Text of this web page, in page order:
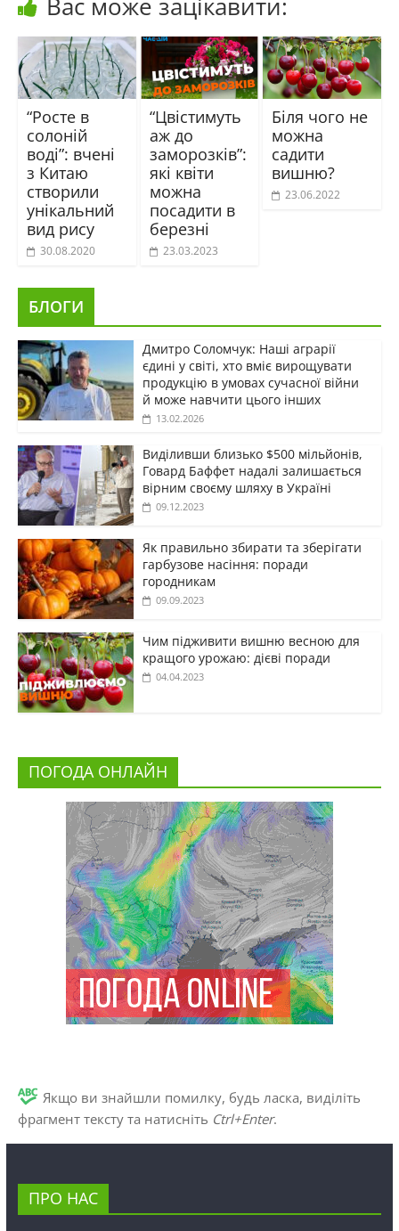
“Росте в
солоній
воді”: вчені
з Китаю
створили
унікальний
вид рису
30.08.2020
“Цвістимуть
аж до
заморозків”:
які квіти
можна
посадити в
березні
23.03.2023
Біля чого не
можна
садити
вишню?
23.06.2022
БЛОГИ
Дмитро Соломчук: Наші аграрії
єдині у світі, хто вміє вирощувати
продукцію в умовах сучасної війни
й може навчити цього інших
13.02.2026
Виділивши близько $500 мільйонів,
Говард Баффет надалі залишається
вірним своєму шляху в Україні
09.12.2023
Як правильно збирати та зберігати
гарбузове насіння: поради
городникам
09.09.2023
Чим підживити вишню весною для
кращого урожаю: дієві поради
04.04.2023
ПОГОДА ОНЛАЙН
Якщо ви знайшли помилку, будь ласка, виділіть
фрагмент тексту та натисніть Ctrl+Enter.
ПРО НАС